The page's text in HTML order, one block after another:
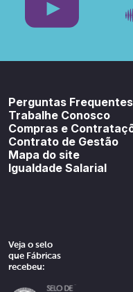
Perguntas Frequentes
Trabalhe Conosco
Compras e
Contrato de Gestão
Mapa do site
Igualdade Salarial
Veja o selo
que Fábricas
recebeu: